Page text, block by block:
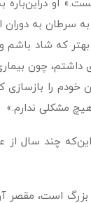
او دراین‌باره
بود، ولی بعد از
که شاد باشم
داشتم، چون
چند‌ سال
است،